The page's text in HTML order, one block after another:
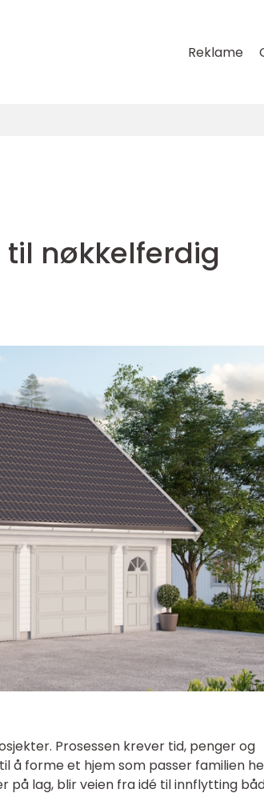
Reklame
nøkkelferdig
Prosessen krever tid, penger og
å forme et hjem som passer familien
på lag, blir veien fra idé til innflytting